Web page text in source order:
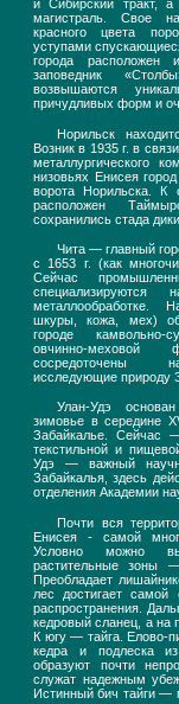
и Сибирский тракт, а
магистраль. Свое
красного цвета
уступами
города расположен
заповедник
возвышаются
причудливых форм и
Норильск
Возник в 1935 г. в
металлургического
низовьях Енисея
ворота Норильска. К
расположен
сохранились стада
Чита — главный
с 1653 г. (как
Сейчас
металлообработке.
шкуры, кожа, мех)
городе камвольно-
овчинно-
сосредоточены
исследующие природу
Улан-Удэ
зимовье в середине
Забайкалье. Сейчас
текстильной и
Удэ — важный
Забайкалья, здесь
отделения Академии
Почти вся
Енисея - самой
Условно можно
растительные зоны
Преобладает
лес достигает самой
распространения.
кедровый сланец, а
К югу — тайга. Елово-
кедра и подлеска из
образуют почти
служат надежным
Истинный бич тайги —